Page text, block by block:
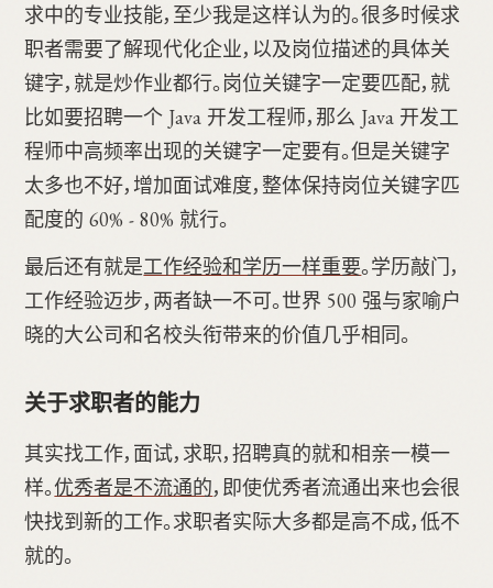
求中的专业技能，至少我是这样认为的。很多时候求
职者需要了解现代化企业，以及岗位描述的具体关
键字，就是炒作业都行。岗位关键字一定要匹配，就
比如要招聘一个 Java 开发工程师，那么 Java 开发工
程师中高频率出现的关键字一定要有。但是关键字
太多也不好，增加面试难度，整体保持岗位关键字匹
配度的 60% - 80% 就行。
最后还有就是工作经验和学历一样重要。学历敲门，
工作经验迈步，两者缺一不可。世界 500 强与家喻户
晓的大公司和名校头衔带来的价值几乎相同。
关于求职者的能力
其实找工作，面试，求职，招聘真的就和相亲一模一
样。优秀者是不流通的，即使优秀者流通出来也会很
快找到新的工作。求职者实际大多都是高不成，低不
就的。